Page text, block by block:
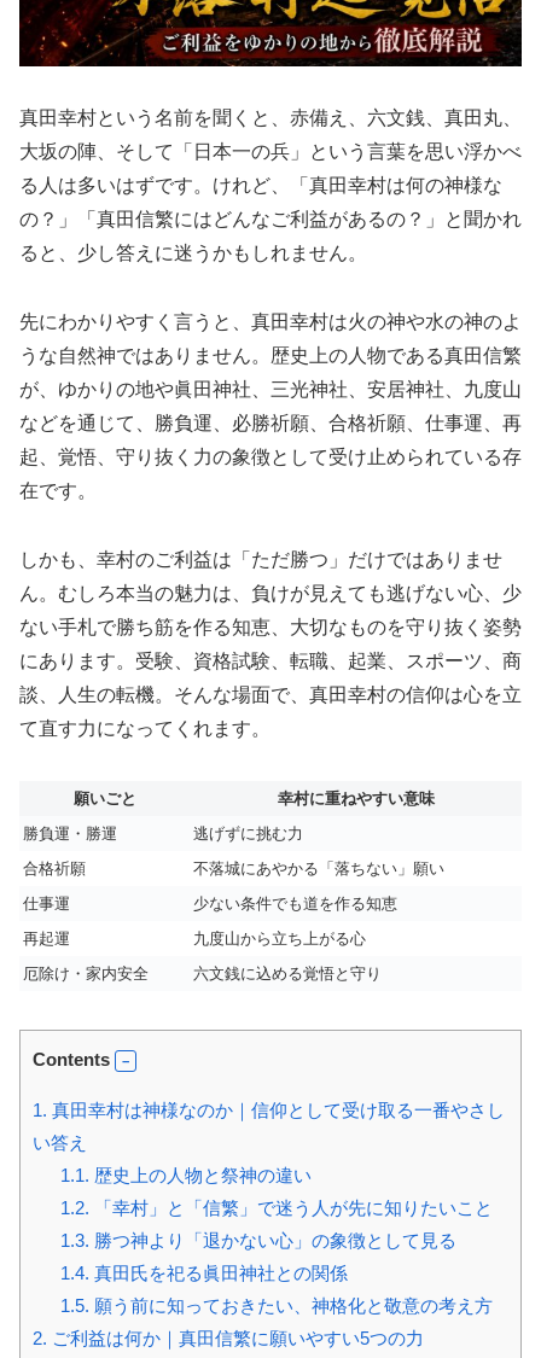
真田幸村という名前を聞くと、赤備え、六文銭、真田丸、
大坂の陣、そして「日本一の兵」という言葉を思い浮かべ
る人は多いはずです。けれど、「真田幸村は何の神様な
の？」「真田信繁にはどんなご利益があるの？」と聞かれ
ると、少し答えに迷うかもしれません。
先にわかりやすく言うと、真田幸村は火の神や水の神のよ
うな自然神ではありません。歴史上の人物である真田信繁
が、ゆかりの地や眞田神社、三光神社、安居神社、九度山
などを通じて、勝負運、必勝祈願、合格祈願、仕事運、再
起、覚悟、守り抜く力の象徴として受け止められている存
在です。
しかも、幸村のご利益は「ただ勝つ」だけではありませ
ん。むしろ本当の魅力は、負けが見えても逃げない心、少
ない手札で勝ち筋を作る知恵、大切なものを守り抜く姿勢
にあります。受験、資格試験、転職、起業、スポーツ、商
談、人生の転機。そんな場面で、真田幸村の信仰は心を立
て直す力になってくれます。
願いごと
幸村に重ねやすい意味
勝負運・勝運
逃げずに挑む力
合格祈願
不落城にあやかる「落ちない」願い
仕事運
少ない条件でも道を作る知恵
再起運
九度山から立ち上がる心
厄除け・家内安全
六文銭に込める覚悟と守り
Contents
1. 真田幸村は神様なのか｜信仰として受け取る一番やさし
い答え
1.1. 歴史上の人物と祭神の違い
1.2. 「幸村」と「信繁」で迷う人が先に知りたいこと
1.3. 勝つ神より「退かない心」の象徴として見る
1.4. 真田氏を祀る眞田神社との関係
1.5. 願う前に知っておきたい、神格化と敬意の考え方
2. ご利益は何か｜真田信繁に願いやすい5つの力